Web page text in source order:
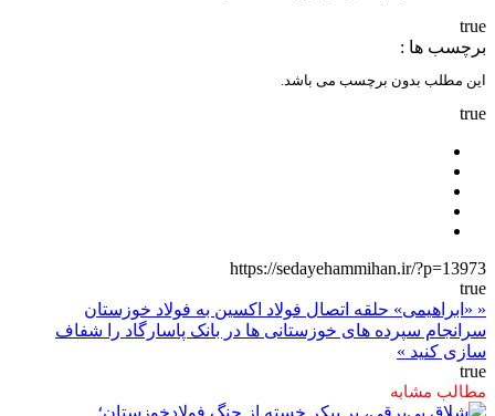
true
برچسب ها :
این مطلب بدون برچسب می باشد.
true
https://sedayehammihan.ir/?p=13973
true
« «ابراهیمی» حلقه اتصال فولاد اکسین به فولاد خوزستان
سرانجام سپرده های خوزستانی ها در بانک پاسارگاد را شفاف
سازی کنید »
true
مطالب مشابه